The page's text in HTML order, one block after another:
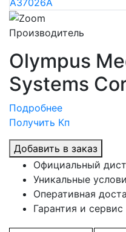
Производитель
Olympus
Systems
Подробнее
Получить Кп
Добавить в заказ
Официальный
Уникальные
Оперативная
Гарантия и сервис